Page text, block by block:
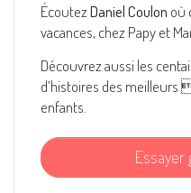
ÉcoutezDaniel Coulon où
vacances, chez Papy et
Découvrez aussi les
d’histoires des
enfants.